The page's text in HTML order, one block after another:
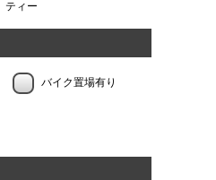
ティー
バイク置場有り